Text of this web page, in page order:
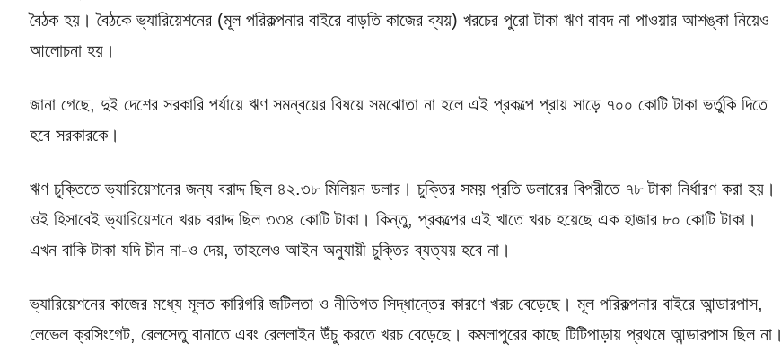
বৈঠক হয়। বৈঠকে ভ্যারিয়েশনের (মূল পরিকল্পনার বাইরে বাড়তি কাজের ব্যয়) খরচের পুরো টাকা ঋণ বাবদ না পাওয়ার আশঙ্কা নিয়েও
আলোচনা হয়।
জানা গেছে, দুই দেশের সরকারি পর্যায়ে ঋণ সমন্বয়ের বিষয়ে সমঝোতা না হলে এই প্রকল্পে প্রায় সাড়ে ৭০০ কোটি টাকা ভর্তুকি দিতে
হবে সরকারকে।
ঋণ চুক্তিতে ভ্যারিয়েশনের জন্য বরাদ্দ ছিল ৪২.৩৮ মিলিয়ন ডলার। চুক্তির সময় প্রতি ডলারের বিপরীতে ৭৮ টাকা নির্ধারণ করা হয়।
ওই হিসাবেই ভ্যারিয়েশনে খরচ বরাদ্দ ছিল ৩৩৪ কোটি টাকা। কিন্তু, প্রকল্পের এই খাতে খরচ হয়েছে এক হাজার ৮০ কোটি টাকা।
এখন বাকি টাকা যদি চীন না-ও দেয়, তাহলেও আইন অনুযায়ী চুক্তির ব্যত্যয় হবে না।
ভ্যারিয়েশনের কাজের মধ্যে মূলত কারিগরি জটিলতা ও নীতিগত সিদ্ধান্তের কারণে খরচ বেড়েছে। মূল পরিকল্পনার বাইরে আন্ডারপাস,
লেভেল ক্রসিংগেট, রেলসেতু বানাতে এবং রেললাইন উঁচু করতে খরচ বেড়েছে। কমলাপুরের কাছে টিটিপাড়ায় প্রথমে আন্ডারপাস ছিল না।